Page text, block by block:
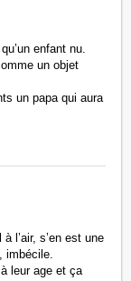
enfant nu.
un objet
un papa qui aura
l’air, s’en est une
imbécile.
leur age et ça